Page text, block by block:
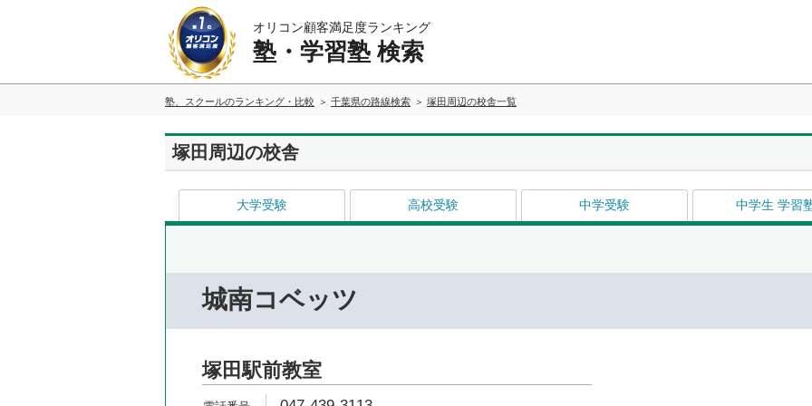
オリコン顧客満足度ランキング
塾・学習塾 検索
塾、スクールのランキング・比較 千葉県の路線検索 塚田周辺の校舎一覧
塚田周辺の校舎
大学受験 高校受験 中学受験 中学生 学習
城南コベッツ
塚田駅前教室